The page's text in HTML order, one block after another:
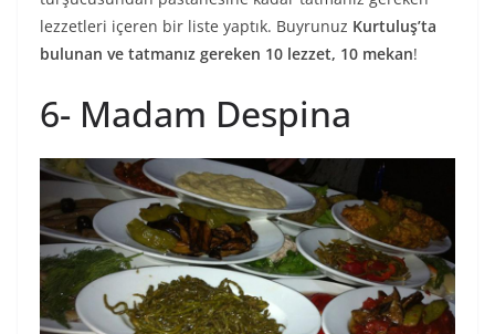
lezzetleri içeren bir liste yaptık. Buyrunuz Kurtuluş’ta
bulunan ve tatmanız gereken 10 lezzet, 10 mekan!
6- Madam Despina